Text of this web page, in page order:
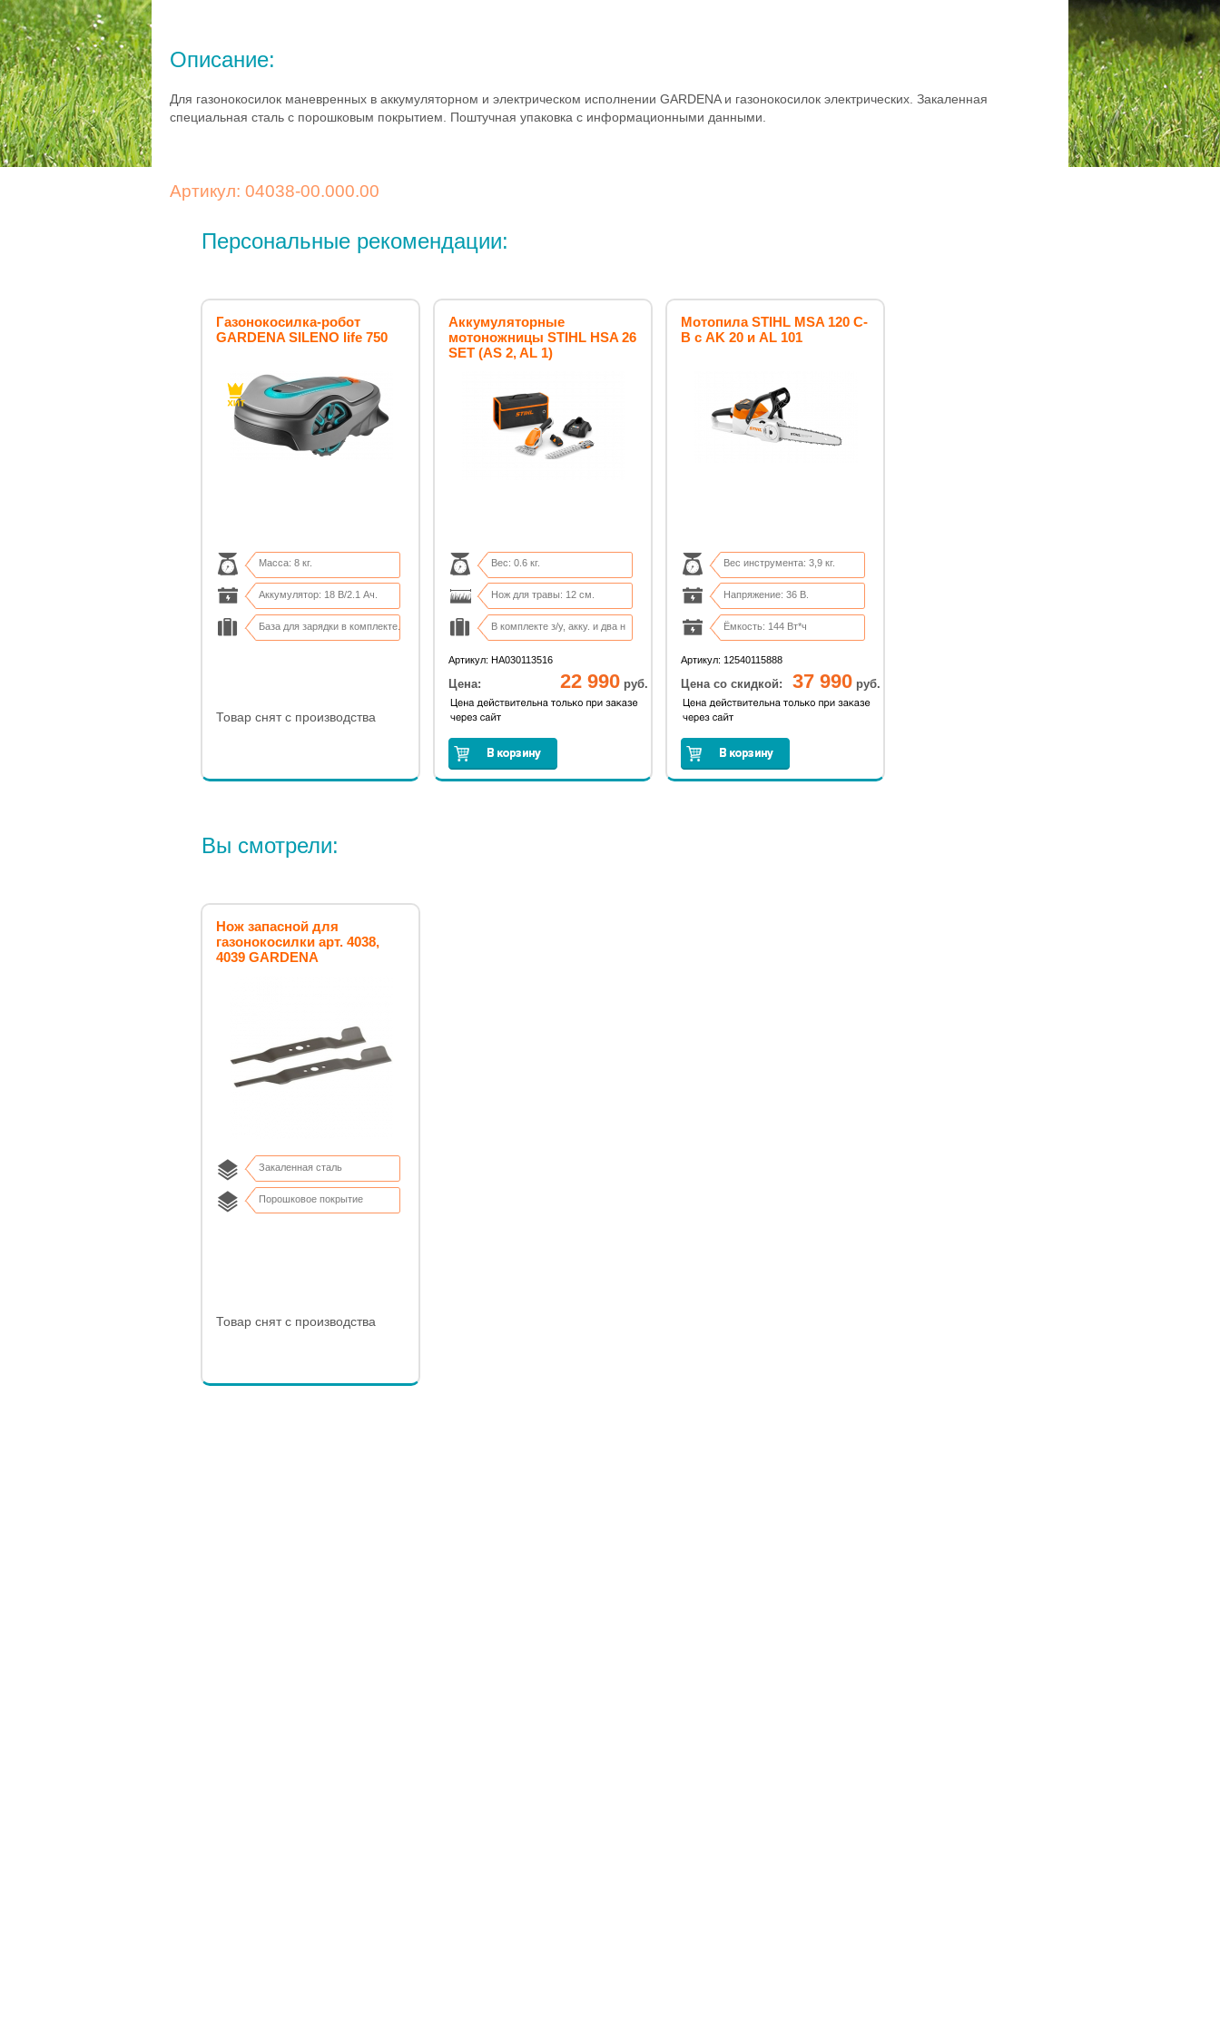
Описание:
Для газонокосилок маневренных в аккумуляторном и электрическом исполнении GARDENA и газонокосилок электрических. Закаленная
специальная сталь с порошковым покрытием. Поштучная упаковка с информационными данными.
Артикул: 04038-00.000.00
Персональные рекомендации:
Газонокосилка-робот
GARDENA SILENO life 750
Масса: 8 кг.
Аккумулятор: 18 В/2.1 Ач.
База для зарядки в комплекте.
Товар снят с производства
Аккумуляторные
мотоножницы STIHL HSA 26
SET (AS 2, AL 1)
Вес: 0.6 кг.
Нож для травы: 12 см.
В комплекте з/у, акку. и два н
Сумка-переноска в комплекте
Артикул: HA030113516
Цена: 22 990 руб.
Мотопила STIHL MSA 120 C-
B с AK 20 и AL 101
Вес инструмента: 3,9 кг.
Напряжение: 36 В.
Ёмкость: 144 Вт*ч
Время работы: до 35 мин.
Артикул: 12540115888
Цена со скидкой: 37 990 руб.
Вы смотрели:
Нож запасной для
газонокосилки арт. 4038,
4039 GARDENA
Закаленная сталь
Порошковое покрытие
Товар снят с производства